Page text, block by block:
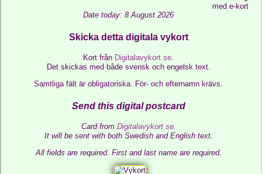
Date today: 8 August 2026
Skicka detta digitala vykort
Kort från Digitalavykort.se.
Det skickas med både svensk och engelsk text.
Samtliga fält är obligatoriska. För- och efternamn krävs.
Send this digital postcard
Card from Digitalavykort.se.
It will be sent with both Swedish and English text.
All fields are required. First and last name are required.